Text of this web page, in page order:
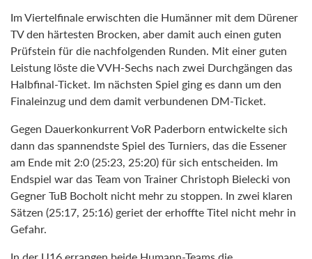
Im Viertelfinale erwischten die Humänner mit dem Dürener
TV den härtesten Brocken, aber damit auch einen guten
Prüfstein für die nachfolgenden Runden. Mit einer guten
Leistung löste die VVH-Sechs nach zwei Durchgängen das
Halbfinal-Ticket. Im nächsten Spiel ging es dann um den
Finaleinzug und dem damit verbundenen DM-Ticket.
Gegen Dauerkonkurrent VoR Paderborn entwickelte sich
dann das spannendste Spiel des Turniers, das die Essener
am Ende mit 2:0 (25:23, 25:20) für sich entscheiden. Im
Endspiel war das Team von Trainer Christoph Bielecki von
Gegner TuB Bocholt nicht mehr zu stoppen. In zwei klaren
Sätzen (25:17, 25:16) geriet der erhoffte Titel nicht mehr in
Gefahr.